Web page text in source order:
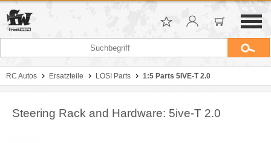
RC Autos Ersatzteile LOSI Parts 1:5 Parts 5IVE-T 2.0
Steering Rack and Hardware: 5ive-T 2.0